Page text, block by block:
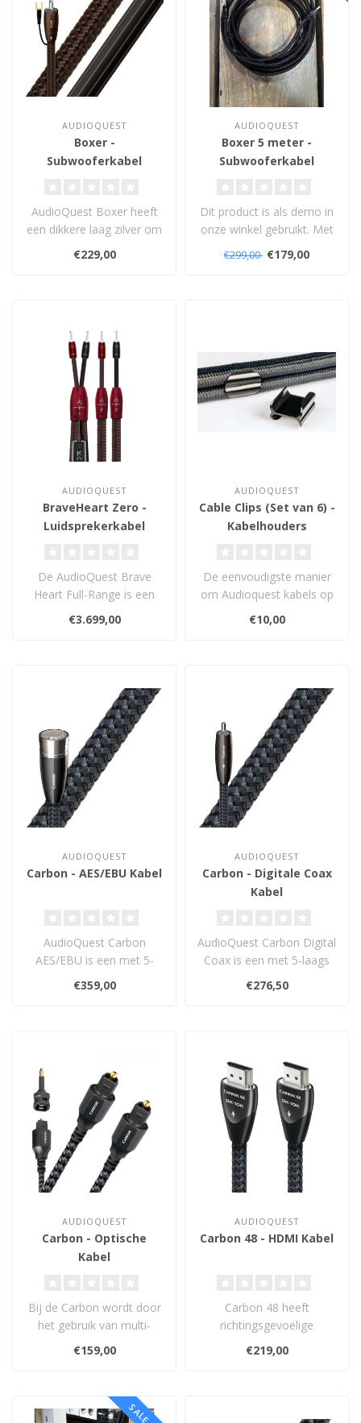
AUDIOQUEST
Boxer -
Subwooferkabel
AudioQuest Boxer heeft
een dikkere laag zilver om
de geleiders dan de Irish
Red ..
€229,00
AUDIOQUEST
Boxer 5 meter -
Subwooferkabel
Dit product is als demo in
onze winkel gebruikt. Met
levenslange garantie...
€299,00 €179,00
AUDIOQUEST
BraveHeart Zero -
Luidsprekerkabel
De AudioQuest Brave
Heart Full-Range is een
high-end luidsprekerkabel
met ZERO-T..
€3.699,00
AUDIOQUEST
Cable Clips (Set van 6) -
Kabelhouders
De eenvoudigste manier
om Audioquest kabels op
hun plaats te houden...
€10,00
AUDIOQUEST
Carbon - AES/EBU Kabel
AudioQuest Carbon
AES/EBU is een met 5-
laags carbon
afgeschermde digitale
€359,00
AUDIOQUEST
Carbon - Digitale Coax
Kabel
AudioQuest Carbon Digital
Coax is een met 5-laags
carbon afgeschermde
digitale i..
€276,50
AUDIOQUEST
Carbon - Optische
Kabel
Bij de Carbon wordt door
het gebruik van multi-
fibers een zuiverdere
signaalove..
€159,00
AUDIOQUEST
Carbon 48 - HDMI Kabel
Carbon 48 heeft
richtingsgevoelige
geleiders van 5%
verzilverd koper voor de
€219,00